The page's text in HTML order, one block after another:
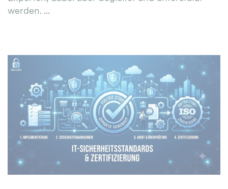
werden. ...